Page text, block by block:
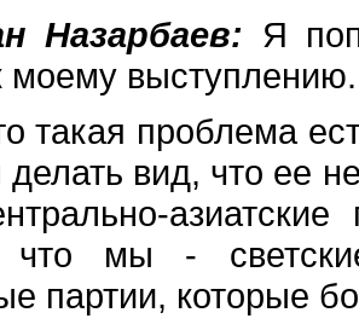
Назарбаев: Я
моему выступлению.
такая проблема
вид, что ее
что мы -
партии, которые